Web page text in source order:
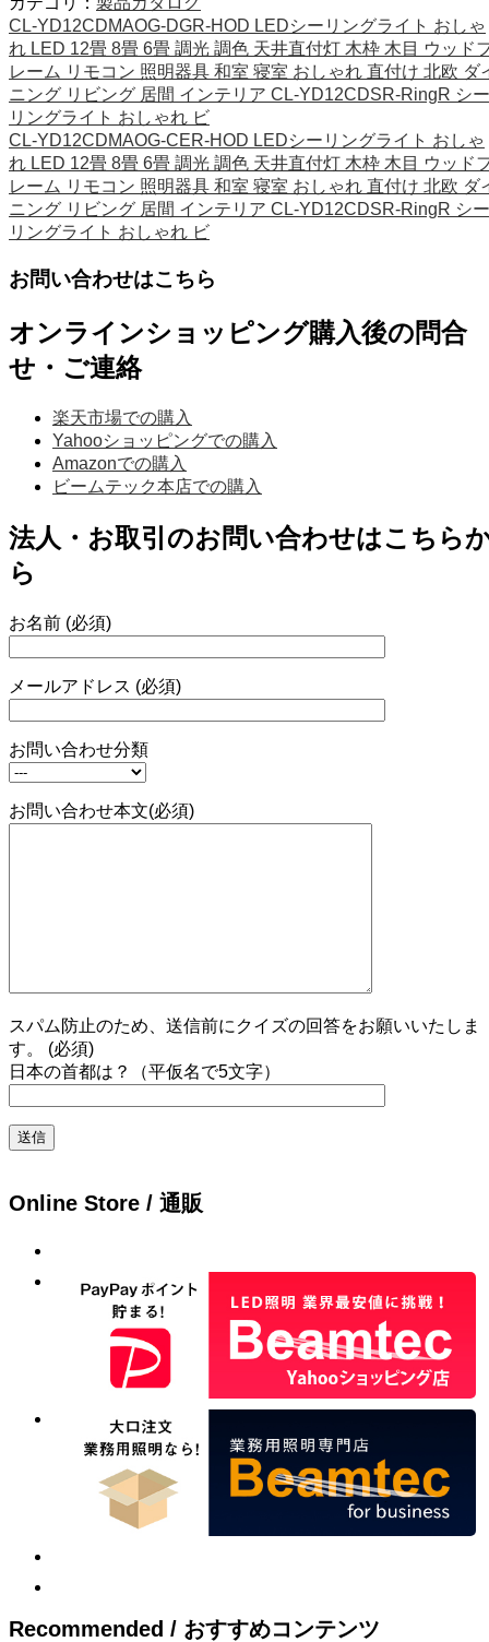
CL-YD12CDMAOG-DGR-HOD LEDシーリングライト おしゃ
れ LED 12畳 8畳 6畳 調光 調色 天井直付灯 木枠 木目 ウッド
レーム リモコン 照明器具 和室 寝室 おしゃれ 直付け 北欧 ダ
ニング リビング 居間 インテリア CL-YD12CDSR-RingR シー
リングライト おしゃれ ビ
CL-YD12CDMAOG-CER-HOD LEDシーリングライト おしゃ
れ LED 12畳 8畳 6畳 調光 調色 天井直付灯 木枠 木目 ウッド
レーム リモコン 照明器具 和室 寝室 おしゃれ 直付け 北欧 ダ
ニング リビング 居間 インテリア CL-YD12CDSR-RingR シー
リングライト おしゃれ ビ
お問い合わせはこちら
オンラインショッピング購入後の問合
せ・ご連絡
楽天市場での購入
Yahooショッピングでの購入
Amazonでの購入
ビームテック本店での購入
法人・お取引のお問い合わせはこちら
ら
お名前 (必須)
メールアドレス (必須)
お問い合わせ分類
お問い合わせ本文(必須)
スパム防止のため、送信前にクイズの回答をお願いいたしま
す。 (必須)
日本の首都は？（平仮名で5文字）
Online Store / 通販
Recommended / おすすめコンテンツ